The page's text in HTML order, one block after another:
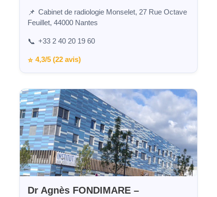
📌 Cabinet de radiologie Monselet, 27 Rue Octave
Feuillet, 44000 Nantes
📞 +33 2 40 20 19 60
⭐ 4,3/5 (22 avis)
Dr Agnès FONDIMARE –